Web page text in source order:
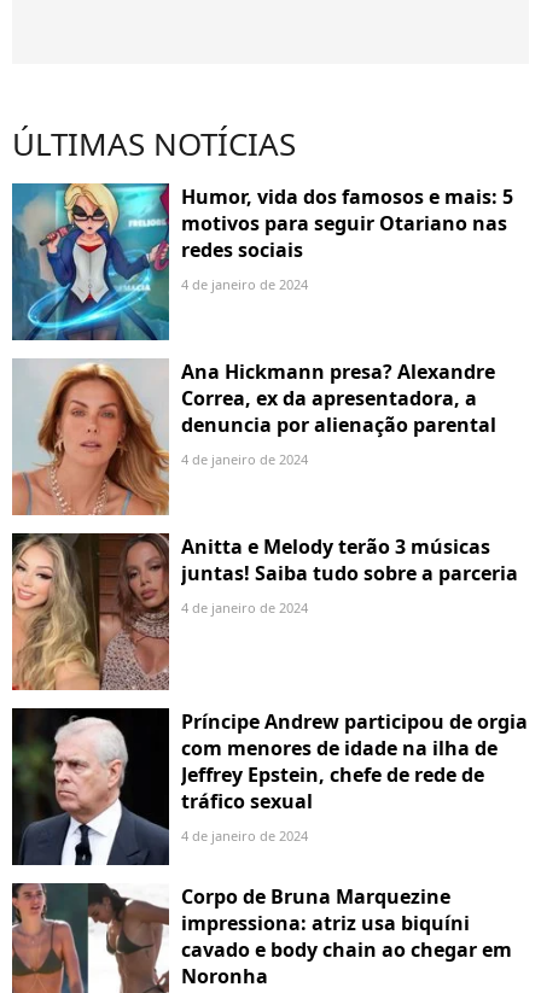
ÚLTIMAS NOTÍCIAS
Humor, vida dos famosos e mais: 5
motivos para seguir Otariano nas
redes sociais
4 de janeiro de 2024
Ana Hickmann presa? Alexandre
Correa, ex da apresentadora, a
denuncia por alienação parental
4 de janeiro de 2024
Anitta e Melody terão 3 músicas
juntas! Saiba tudo sobre a parceria
4 de janeiro de 2024
Príncipe Andrew participou de orgia
com menores de idade na ilha de
Jeffrey Epstein, chefe de rede de
tráfico sexual
4 de janeiro de 2024
Corpo de Bruna Marquezine
impressiona: atriz usa biquíni
cavado e body chain ao chegar em
Noronha